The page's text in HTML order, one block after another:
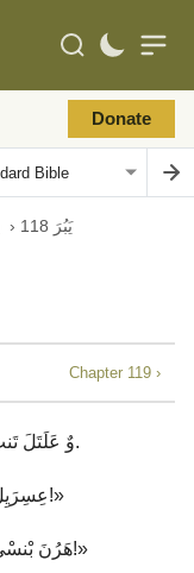
Donate
› يَبُرَ 118
Chapter 119 ›
وٌ عَلَتَلَ تَنتُ بَرِ مَ عَ قَن، عَ شَ شَنُنتٍيَ مُ حْنمَ عَبَدَن.
عِسِرَيِلَ شَ عَ قَلَ، «عَ شَ شَنُنتٍيَ مُ حْنمَ عَبَدَن!»
هَرُنَ بْنسْي شَ عَ قَلَ، «عَ شَ شَنُنتٍيَ مُ حْنمَ عَبَدَن!»